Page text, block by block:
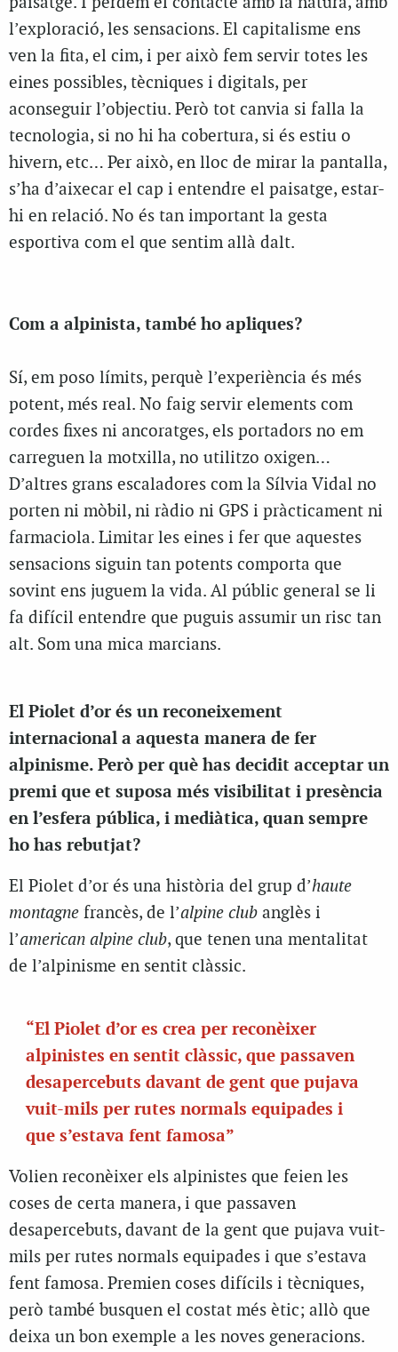
l’exploració, les sensacions. El capitalisme ens
ven la fita, el cim, i per això fem servir totes les
eines possibles, tècniques i digitals, per
aconseguir l’objectiu. Però tot canvia si falla la
tecnologia, si no hi ha cobertura, si és estiu o
hivern, etc… Per això, en lloc de mirar la pantalla,
s’ha d’aixecar el cap i entendre el paisatge, estar-
hi en relació. No és tan important la gesta
esportiva com el que sentim allà dalt.
Com a alpinista, també ho apliques?
Sí, em poso límits, perquè l’experiència és més
potent, més real. No faig servir elements com
cordes fixes ni ancoratges, els portadors no em
carreguen la motxilla, no utilitzo oxigen…
D’altres grans escaladores com la Sílvia Vidal no
porten ni mòbil, ni ràdio ni GPS i pràcticament ni
farmaciola. Limitar les eines i fer que aquestes
sensacions siguin tan potents comporta que
sovint ens juguem la vida. Al públic general se li
fa difícil entendre que puguis assumir un risc tan
alt. Som una mica marcians.
El Piolet d’or és un reconeixement
internacional a aquesta manera de fer
alpinisme. Però per què has decidit acceptar un
premi que et suposa més visibilitat i presència
en l’esfera pública, i mediàtica, quan sempre
ho has rebutjat?
El Piolet d’or és una història del grup d’haute
montagne francès, de l’alpine club anglès i
l’american alpine club, que tenen una mentalitat
de l’alpinisme en sentit clàssic.
“El Piolet d’or es crea per reconèixer
alpinistes en sentit clàssic, que passaven
desapercebuts davant de gent que pujava
vuit-mils per rutes normals equipades i
que s’estava fent famosa”
Volien reconèixer els alpinistes que feien les
coses de certa manera, i que passaven
desapercebuts, davant de la gent que pujava vuit-
mils per rutes normals equipades i que s’estava
fent famosa. Premien coses difícils i tècniques,
però també busquen el costat més ètic; allò que
deixa un bon exemple a les noves generacions.